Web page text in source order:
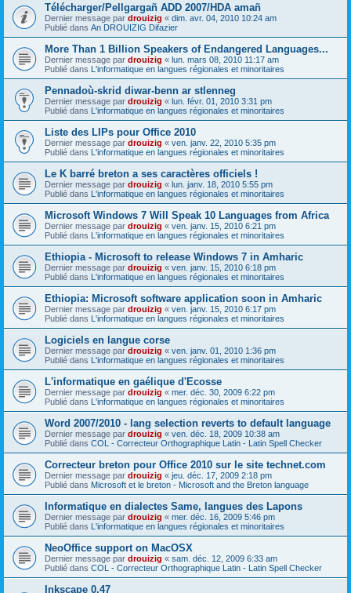
Télécharger/Pellgargañ ADD 2007/HDA amañ
Dernier message par drouizig « dim. avr. 04, 2010 10:24 am
Publié dans An DROUIZIG Difazier
More Than 1 Billion Speakers of Endangered Languages...
Dernier message par drouizig « lun. mars 08, 2010 11:17 am
Publié dans L'informatique en langues régionales et minoritaires
Pennadoù-skrid diwar-benn ar stlenneg
Dernier message par drouizig « lun. févr. 01, 2010 3:31 pm
Publié dans L'informatique en langues régionales et minoritaires
Liste des LIPs pour Office 2010
Dernier message par drouizig « ven. janv. 22, 2010 5:35 pm
Publié dans L'informatique en langues régionales et minoritaires
Le K barré breton a ses caractères officiels !
Dernier message par drouizig « lun. janv. 18, 2010 5:55 pm
Publié dans L'informatique en langues régionales et minoritaires
Microsoft Windows 7 Will Speak 10 Languages from Africa
Dernier message par drouizig « ven. janv. 15, 2010 6:21 pm
Publié dans L'informatique en langues régionales et minoritaires
Ethiopia - Microsoft to release Windows 7 in Amharic
Dernier message par drouizig « ven. janv. 15, 2010 6:18 pm
Publié dans L'informatique en langues régionales et minoritaires
Ethiopia: Microsoft software application soon in Amharic
Dernier message par drouizig « ven. janv. 15, 2010 6:17 pm
Publié dans L'informatique en langues régionales et minoritaires
Logiciels en langue corse
Dernier message par drouizig « ven. janv. 01, 2010 1:36 pm
Publié dans L'informatique en langues régionales et minoritaires
L'informatique en gaélique d'Ecosse
Dernier message par drouizig « mer. déc. 30, 2009 6:22 pm
Publié dans L'informatique en langues régionales et minoritaires
Word 2007/2010 - lang selection reverts to default language
Dernier message par drouizig « ven. déc. 18, 2009 10:38 am
Publié dans COL - Correcteur Orthographique Latin - Latin Spell Checker
Correcteur breton pour Office 2010 sur le site technet.com
Dernier message par drouizig « jeu. déc. 17, 2009 2:18 pm
Publié dans Microsoft et le breton - Microsoft and the Breton language
Informatique en dialectes Same, langues des Lapons
Dernier message par drouizig « mer. déc. 16, 2009 5:46 pm
Publié dans L'informatique en langues régionales et minoritaires
NeoOffice support on MacOSX
Dernier message par drouizig « sam. déc. 12, 2009 6:33 am
Publié dans COL - Correcteur Orthographique Latin - Latin Spell Checker
Inkscape 0.47